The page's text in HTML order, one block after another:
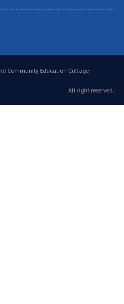
Community Education Collage
All right reserved.